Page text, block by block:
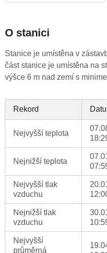
O stanici
Stanice je umístěna v
část stanice je umístěna na
výšce 6 m nad zemí s
Rekord
Nejvyšší teplota
Nejnižší teplota
Nejvyšší tlak
vzduchu
Nejnižší tlak
vzduchu
Nejvyšší
průměrná